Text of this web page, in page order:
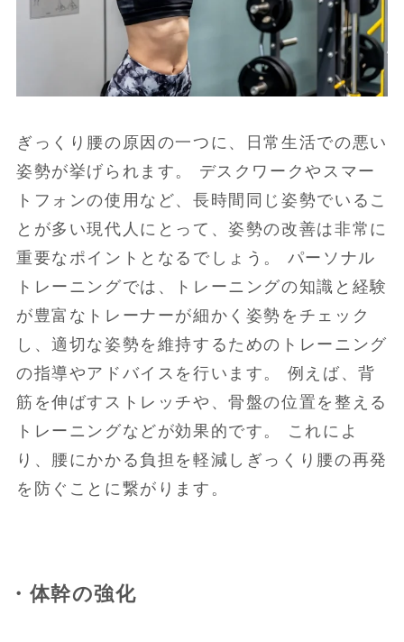
ぎっくり腰の原因の一つに、日常生活での悪い
姿勢が挙げられます。 デスクワークやスマー
トフォンの使用など、長時間同じ姿勢でいるこ
とが多い現代人にとって、姿勢の改善は非常に
重要なポイントとなるでしょう。 パーソナル
トレーニングでは、トレーニングの知識と経験
が豊富なトレーナーが細かく姿勢をチェック
し、適切な姿勢を維持するためのトレーニング
の指導やアドバイスを行います。 例えば、背
筋を伸ばすストレッチや、骨盤の位置を整える
トレーニングなどが効果的です。 これによ
り、腰にかかる負担を軽減しぎっくり腰の再発
を防ぐことに繋がります。
・体幹の強化